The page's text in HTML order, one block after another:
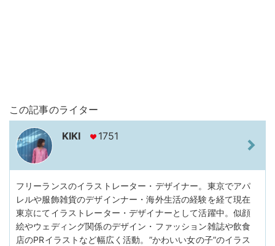
この記事のライター
KIKI 1751
フリーランスのイラストレーター・デザイナー。東京でアパ
レルや服飾雑貨のデザインナー・海外生活の経験を経て現在
東京にてイラストレーター・デザイナーとして活躍中。似顔
絵やウェディング関係のデザイン・ファッション雑誌や飲食
店のPRイラストなど幅広く活動。”かわいい女の子”のイラス